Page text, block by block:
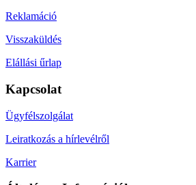
Reklamáció
Visszaküldés
Elállási űrlap
Kapcsolat
Ügyfélszolgálat
Leiratkozás a hírlevélről
Karrier